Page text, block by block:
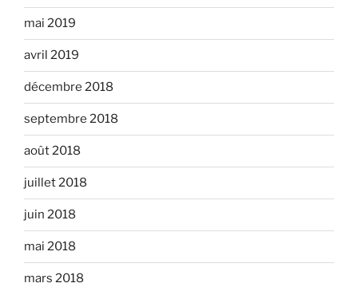
mai 2019
avril 2019
décembre 2018
septembre 2018
août 2018
juillet 2018
juin 2018
mai 2018
mars 2018